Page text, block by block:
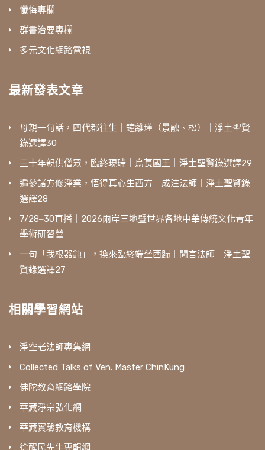
懺悔專欄
群書治要專欄
多元文化網路電視
最新發表文章
母親一句話，四代都往生｜鐘離瑾（景融、松）｜淨土聖賢
錄選譯30
三十年親供僧眾，臨終現瑞｜烏萇國王｜淨土聖賢錄選譯29
遍參諸方修淨業，悟得真心生西方｜成注法師｜淨土聖賢錄
選譯28
7/28‒30直播｜2026兩岸三地暨世界各地中華傳統文化青年
學術研習營
一句「我根器鈍」，換來臨終端坐西歸｜聞言法師｜淨土聖
賢錄選譯27
相關學習網站
淨空老法師專集網
Collected Talks of Ven. Master ChinKung
佛陀教育網路學院
華藏淨宗弘化網
華藏實驗教育機構
徐醒民先生專輯網